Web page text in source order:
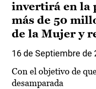
invertirá en la
más de 50
de la Mujer y
16 de Septiembre de
Con el objetivo de
desamparada